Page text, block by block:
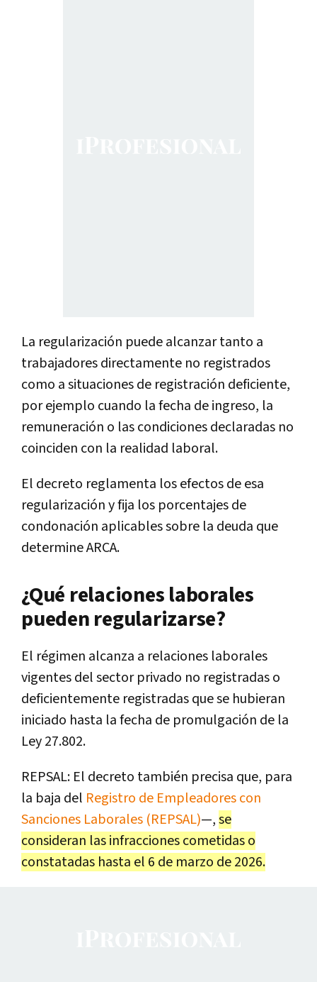
La regularización puede alcanzar tanto a
trabajadores directamente no registrados
como a situaciones de registración deficiente,
por ejemplo cuando la fecha de ingreso, la
remuneración o las condiciones declaradas no
coinciden con la realidad laboral.
El decreto reglamenta los efectos de esa
regularización y fija los porcentajes de
condonación aplicables sobre la deuda que
determine ARCA.
¿Qué relaciones laborales
pueden regularizarse?
El régimen alcanza a relaciones laborales
vigentes del sector privado no registradas o
deficientemente registradas que se hubieran
iniciado hasta la fecha de promulgación de la
Ley 27.802.
REPSAL: El decreto también precisa que, para
la baja del Registro de Empleadores con
Sanciones Laborales (REPSAL)—,se
consideran las infracciones cometidas o
constatadas hasta el 6 de marzo de 2026.